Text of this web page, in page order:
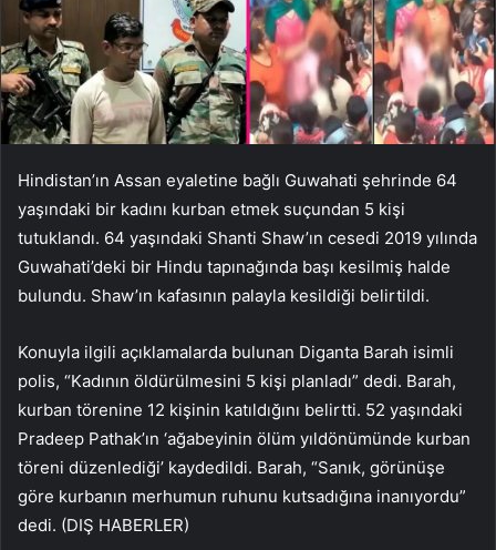
Hindistan’ın Assan eyaletine bağlı Guwahati şehrinde 64
yaşındaki bir kadını kurban etmek suçundan 5 kişi
tutuklandı. 64 yaşındaki Shanti Shaw’ın cesedi 2019 yılında
Guwahati’deki bir Hindu tapınağında başı kesilmiş halde
bulundu. Shaw’ın kafasının palayla kesildiği belirtildi.
Konuyla ilgili açıklamalarda bulunan Diganta Barah isimli
polis, “Kadının öldürülmesini 5 kişi planladı” dedi. Barah,
kurban törenine 12 kişinin katıldığını belirtti. 52 yaşındaki
Pradeep Pathak’ın ‘ağabeyinin ölüm yıldönümünde kurban
töreni düzenlediği’ kaydedildi. Barah, “Sanık, görünüşe
göre kurbanın merhumun ruhunu kutsadığına inanıyordu”
dedi. (DIŞ HABERLER)